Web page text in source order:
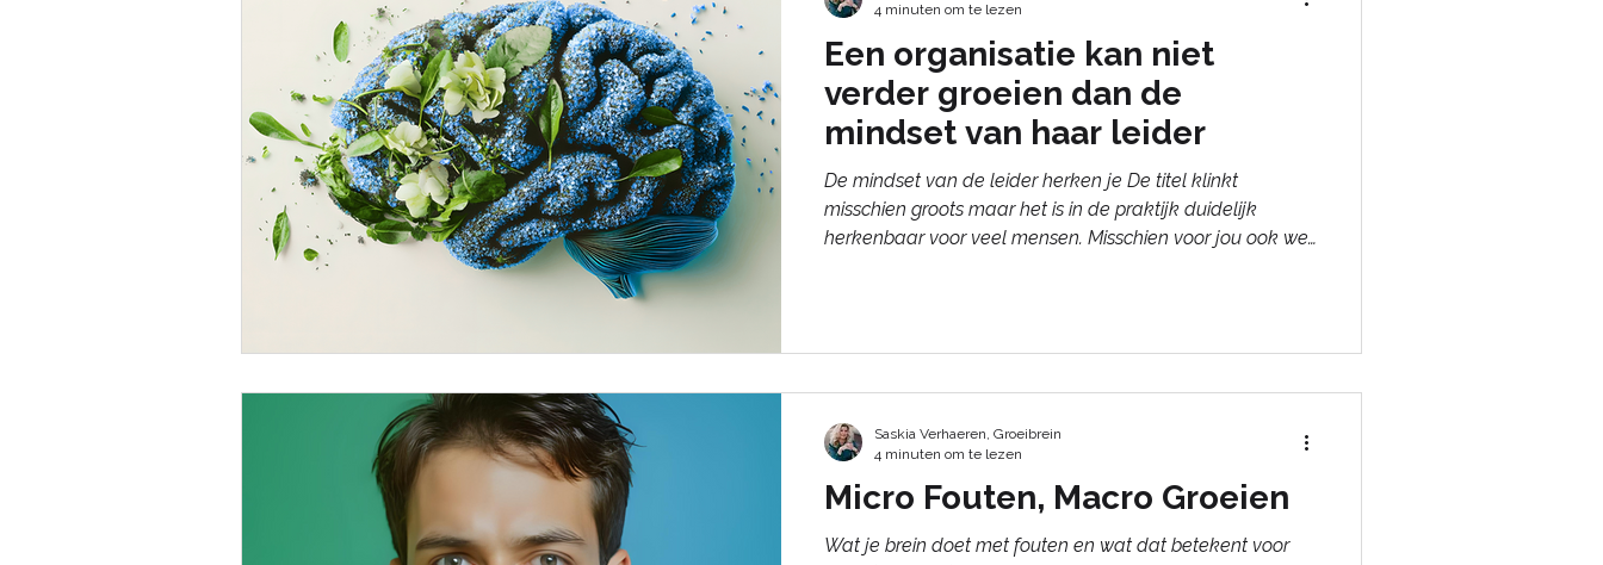
Een organisatie kan niet
verder groeien dan de
mindset van haar leider
De mindset van de leider herken je De titel klinkt
misschien groots maar het is in de praktijk duidelijk
herkenbaar voor veel mensen. Misschien voor jou ook wel.
versterken of klein te houden, en door wel of niet te
4 minuten om te lezen
Micro Fouten, Macro Groeien
Wat je brein doet met fouten en wat dat betekent voor
Saskia Verhaeren, Groeibrein
4 minuten om te lezen